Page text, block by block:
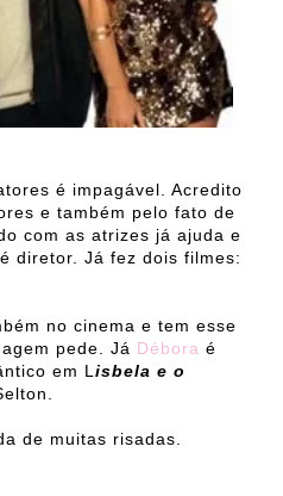
é impagável. Acredito
e também pelo fato de
com as atrizes já ajuda e
diretor. Já fez dois filmes:
no cinema e tem esse
pede. Já Débora é
em L isbela e o
de muitas risadas.